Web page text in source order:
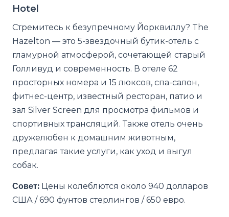
Hotel
Стремитесь к безупречному Йорквиллу? The
Hazelton — это 5-звездочный бутик-отель с
гламурной атмосферой, сочетающей старый
Голливуд и современность. В отеле 62
просторных номера и 15 люксов, спа-салон,
фитнес-центр, известный ресторан, патио и
зал Silver Screen для просмотра фильмов и
спортивных трансляций. Также отель очень
дружелюбен к домашним животным,
предлагая такие услуги, как уход и выгул
собак.
Совет: Цены колеблются около 940 долларов
США / 690 фунтов стерлингов / 650 евро.